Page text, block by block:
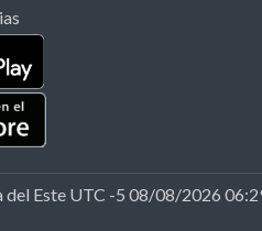
Este UTC -5 08/08/2026